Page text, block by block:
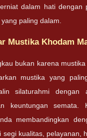
dalam hati dengan
paling dalam.
Mustika Khodam
bukan karena
mustika yang
silaturahmi dengan
keuntungan
membandingkan
segi kualitas, pelayanan,